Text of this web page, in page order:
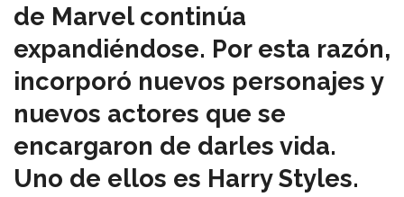
de Marvel continúa
expandiéndose. Por esta razón,
incorporó nuevos personajes y
nuevos actores que se
encargaron de darles vida.
Uno de ellos es Harry Styles.